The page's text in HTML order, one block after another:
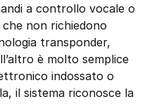
a controllo vocale o
non richiedono
transponder,
è molto semplice
indossato o
il sistema riconosce la